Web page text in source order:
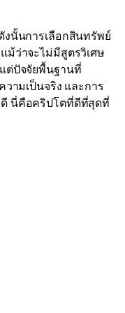
นั้นการเลือกสินทรัพย์
ว่าจะไม่มีสูตรวิเศษ
ต่ปัจจัยพื้นฐานที่
ามเป็นจริง และการ
นี่คือคริปโตที่ดีที่สุดที่